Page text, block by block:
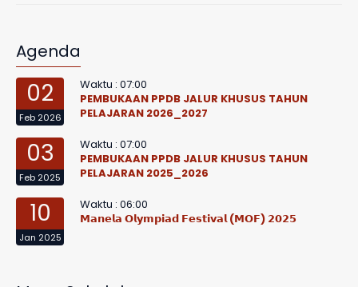
Agenda
02
Feb 2026
Waktu : 07:00
PEMBUKAAN PPDB JALUR KHUSUS TAHUN
PELAJARAN 2026_2027
03
Feb 2025
Waktu : 07:00
PEMBUKAAN PPDB JALUR KHUSUS TAHUN
PELAJARAN 2025_2026
10
Jan 2025
Waktu : 06:00
𝗠𝗮𝗻𝗲𝗹𝗮 𝗢𝗹𝘆𝗺𝗽𝗶𝗮𝗱 𝗙𝗲𝘀𝘁𝗶𝘃𝗮𝗹 (𝗠𝗢𝗙) 𝟮𝟬𝟮𝟱